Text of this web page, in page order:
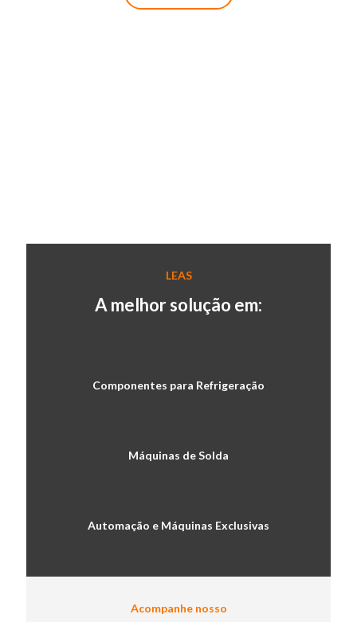
LEAS
A melhor solução em:
Componentes para Refrigeração
Máquinas de Solda
Automação e Máquinas Exclusivas
Acompanhe nosso